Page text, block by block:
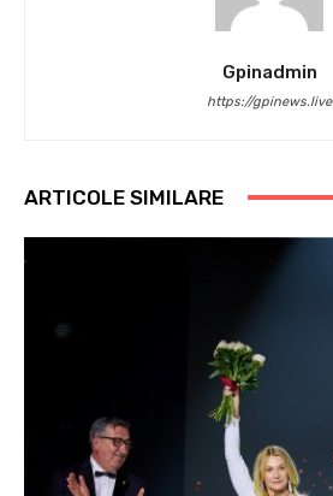
Gpinadmin
https://gpinews.live
ARTICOLE SIMILARE